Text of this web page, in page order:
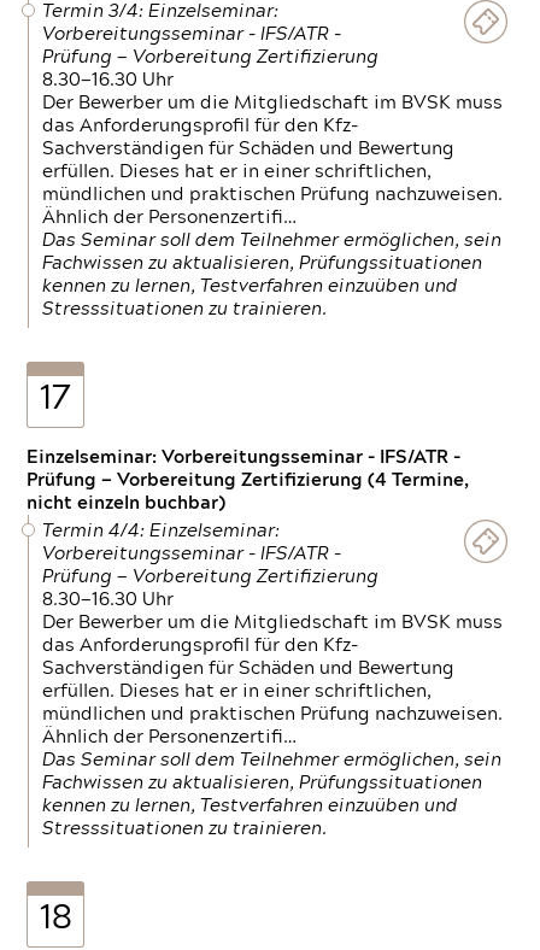
Termin 3/4: Einzelseminar:
Vorbereitungsseminar - IFS/ATR -
Prüfung — Vorbereitung Zertifizierung
8.30—16.30 Uhr
Der Bewerber um die Mitgliedschaft im BVSK muss
das Anforderungsprofil für den Kfz-
Sachverständigen für Schäden und Bewertung
erfüllen. Dieses hat er in einer schriftlichen,
mündlichen und praktischen Prüfung nachzuweisen.
Ähnlich der Personenzertifi…
Das Seminar soll dem Teilnehmer ermöglichen, sein
Fachwissen zu aktualisieren, Prüfungssituationen
kennen zu lernen, Testverfahren einzuüben und
Stresssituationen zu trainieren.
17
Einzelseminar: Vorbereitungsseminar - IFS/ATR -
Prüfung — Vorbereitung Zertifizierung (4 Termine,
nicht einzeln buchbar)
Termin 4/4: Einzelseminar:
Vorbereitungsseminar - IFS/ATR -
Prüfung — Vorbereitung Zertifizierung
8.30—16.30 Uhr
Der Bewerber um die Mitgliedschaft im BVSK muss
das Anforderungsprofil für den Kfz-
Sachverständigen für Schäden und Bewertung
erfüllen. Dieses hat er in einer schriftlichen,
mündlichen und praktischen Prüfung nachzuweisen.
Ähnlich der Personenzertifi…
Das Seminar soll dem Teilnehmer ermöglichen, sein
Fachwissen zu aktualisieren, Prüfungssituationen
kennen zu lernen, Testverfahren einzuüben und
Stresssituationen zu trainieren.
18